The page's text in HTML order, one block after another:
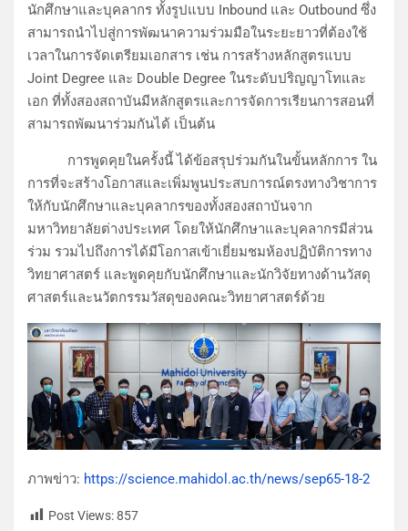
นักศึกษาและบุคลากร ทั้งรูปแบบ Inbound และ Outbound ซึ่ง
สามารถนำไปสู่การพัฒนาความร่วมมือในระยะยาวที่ต้องใช้
เวลาในการจัดเตรียมเอกสาร เช่น การสร้างหลักสูตรแบบ
Joint Degree และ Double Degree ในระดับปริญญาโทและ
เอก ที่ทั้งสองสถาบันมีหลักสูตรและการจัดการเรียนการสอนที่
สามารถพัฒนาร่วมกันได้ เป็นต้น
การพูดคุยในครั้งนี้ ได้ข้อสรุปร่วมกันในขั้นหลักการ ใน
การที่จะสร้างโอกาสและเพิ่มพูนประสบการณ์ตรงทางวิชาการ
ให้กับนักศึกษาและบุคลากรของทั้งสองสถาบันจาก
มหาวิทยาลัยต่างประเทศ โดยให้นักศึกษาและบุคลากรมีส่วน
ร่วม รวมไปถึงการได้มีโอกาสเข้าเยี่ยมชมห้องปฏิบัติการทาง
วิทยาศาสตร์ และพูดคุยกับนักศึกษาและนักวิจัยทางด้านวัสดุ
ศาสตร์และนวัตกรรมวัสดุของคณะวิทยาศาสตร์ด้วย
ภาพข่าว: https://science.mahidol.ac.th/news/sep65-18-2
Post Views:857